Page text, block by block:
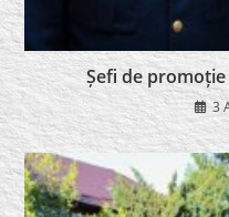
Șefi de
3